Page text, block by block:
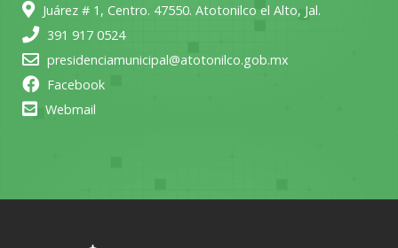
Juárez # 1, Centro. 47550. Atotonilco el Alto, Jal.
391 917 0524
presidenciamunicipal@atotonilco.gob.mx
Facebook
Webmail